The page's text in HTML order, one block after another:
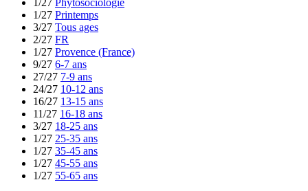
1/27 Phytosociologie
1/27 Printemps
3/27 Tous ages
2/27 FR
1/27 Provence (France)
9/27 6-7 ans
27/27 7-9 ans
24/27 10-12 ans
16/27 13-15 ans
11/27 16-18 ans
3/27 18-25 ans
1/27 25-35 ans
1/27 35-45 ans
1/27 45-55 ans
1/27 55-65 ans